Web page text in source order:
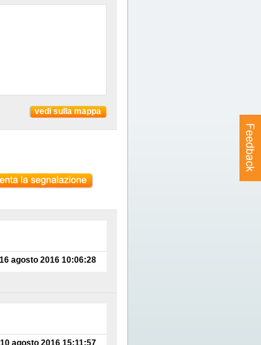
vedi sulla mappa
agosto 2016 10:06:28
agosto 2016 15:11:57